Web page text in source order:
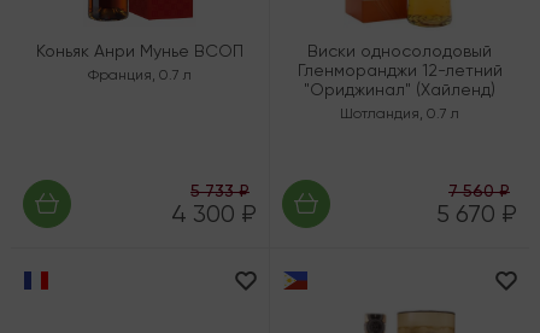
Коньяк Анри Мунье ВСОП
Франция, 0.7 л
5 733 ₽
4 300 ₽
Виски односолодовый
Гленморанджи 12-летний
"Ориджинал" (Хайленд)
Шотландия, 0.7 л
7 560 ₽
5 670 ₽